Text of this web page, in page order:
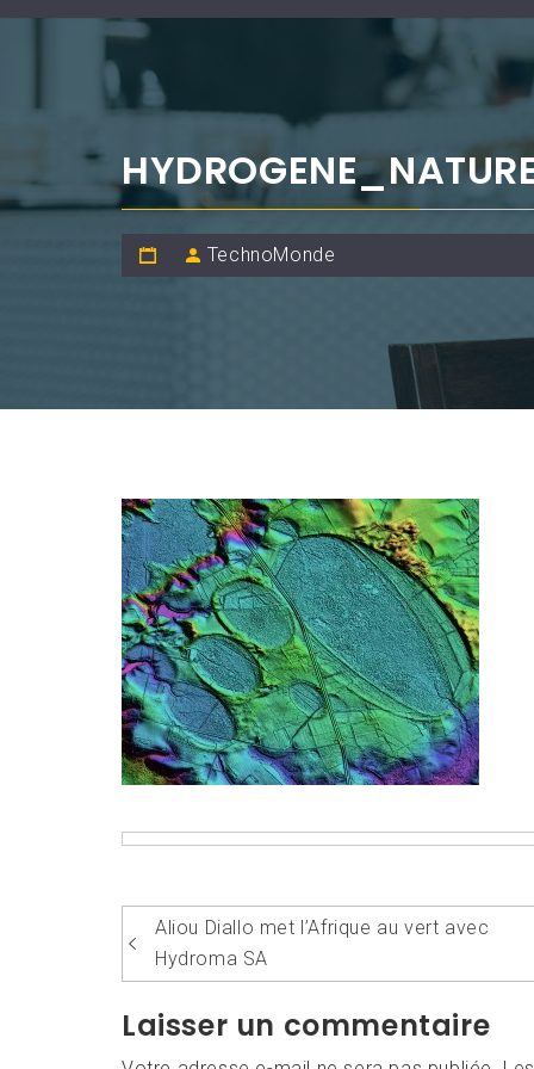
TechnoMonde
Navigation
de
l’article
Aliou Diallo met l’Afrique au vert avec
Hydroma SA
Laisser un commentaire